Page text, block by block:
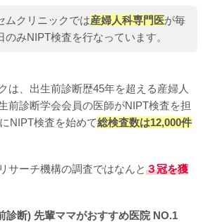
ムクリニックでは産婦人科専門医が毎
のみNIPT検査を行なっています。
は、出生前診断歴45年を超える産婦人
前診断学会会員の医師がNIPT検査を担
NIPT検査を始めて総検査数は12,000件
サーチ機構の調査ではなんと３冠を獲
診断) 先輩ママがおすすめ医院 NO.1